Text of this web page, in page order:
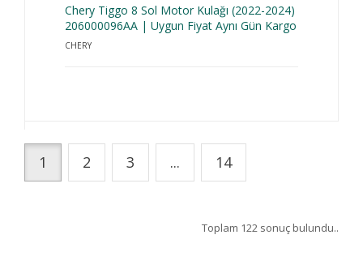
Chery Tiggo 8 Sol Motor Kulağı (2022-2024)
206000096AA | Uygun Fiyat Aynı Gün Kargo
CHERY
1 2 3 ... 14
Toplam 122 sonuç bulundu..